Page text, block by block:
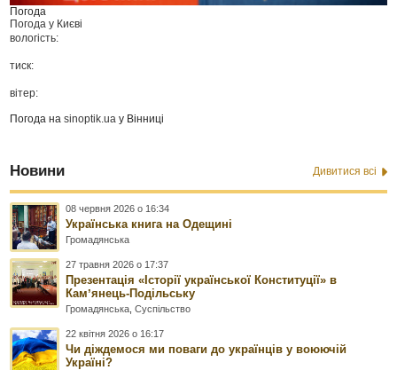
Погода
Погода у Києві
вологість:
тиск:
вітер:
Погода наsinoptik.ua у Вінниці
Новини Дивитися всі
08 червня 2026 о 16:34
Українська книга на Одещині
Громадянська
27 травня 2026 о 17:37
Презентація «Історії української Конституції» в
Камʼянець-Подільську
Громадянська ,Суспільство
22 квітня 2026 о 16:17
Чи діждемося ми поваги до українців у воюючій
Україні?